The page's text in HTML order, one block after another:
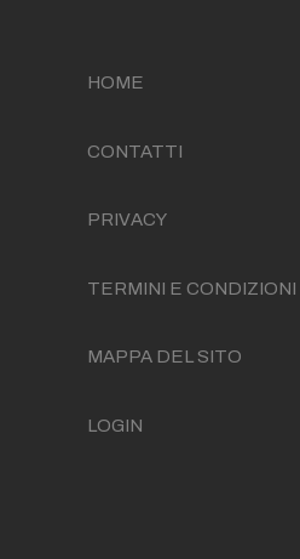
HOME
CONTATTI
PRIVACY
TERMINI E CONDIZIONI
MAPPA DEL SITO
LOGIN